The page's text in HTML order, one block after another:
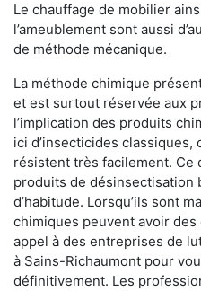
Le chauffage de mobilier
l’ameublement sont aussi
de méthode mécanique.
La méthode chimique
et est surtout réservée aux
l’implication des produits
ici d’insecticides classiques,
résistent très facilement. Ce
produits de désinsectisation
d’habitude. Lorsqu’ils sont
chimiques peuvent avoir
appel à des entreprises de
à Sains-Richaumont pour
définitivement. Les